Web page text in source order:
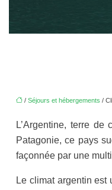
/ Séjours et hébergements /
L’Argentine, terre
Patagonie, ce pays
façonnée par une
Le climat argentin